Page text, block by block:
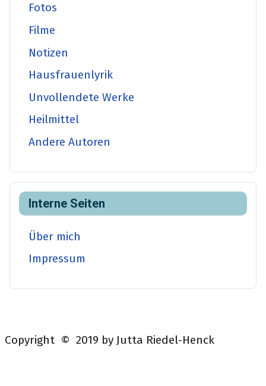
Fotos
Filme
Notizen
Hausfrauenlyrik
Unvollendete Werke
Heilmittel
Andere Autoren
Interne Seiten
Über mich
Impressum
Copyright © 2019 by Jutta Riedel-Henck